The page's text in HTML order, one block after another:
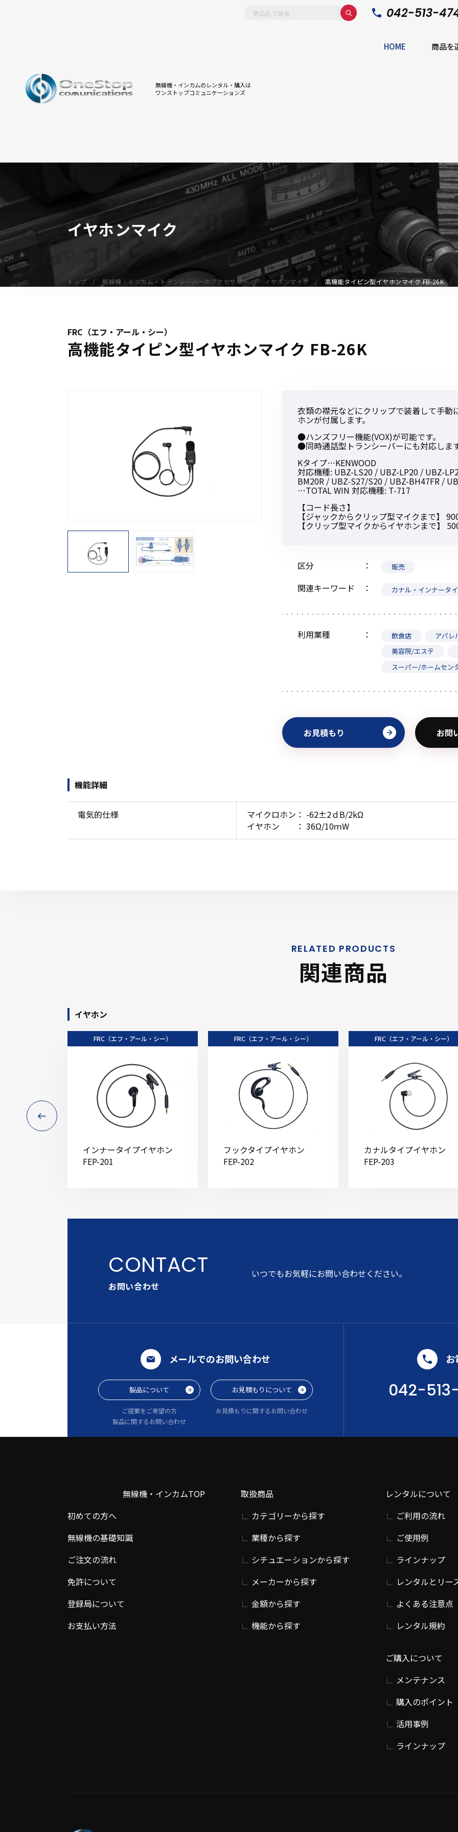
無線機・インカムのレンタル・購入は
ワンストップコミュニケーションズ
042-513-
HOME 商品を
無線機
デジタル無線機（登録局）
デジタル無線機（免許局）
受信機（レシーバー）
アマチュア無線機
オーダーコール
オーダーコール
アクセサリー
イヤホンマイク
スピーカーマイク
イヤホン
ベルトクリップ
無線機収納・運搬ケース
その他アクセサリー
初めてご利用の方
機能から探す
販売商品から探す
イヤホンマイク
トップ 無線機・インカム・トランシーバーのアクセサリー イヤホンマイク 高機能タイピン型イヤホンマイク FB-26K
FRC（エフ・アール・シー）
高機能タイピン型イヤホンマイク FB-26K
衣類の襟元などにクリップで装着して手
ホンが付属します。
●ハンズフリー機能(VOX)が可能です。
●同時通話型トランシーバーにも対応しま
Kタイプ…KENWOOD
対応機種: UBZ-LS20 / UBZ-LP20 / UBZ-
BM20R / UBZ-S27/S20 / UBZ-BH47FR /
…TOTAL WIN 対応機種: T-717
【コード長さ】
【ジャックからクリップ型マイクまで】
【クリップ型マイクからイヤホンまで】
区分 販売
関連キーワード カナル・インナータ
利用業種 飲食店
アパレ
美容院/エステ
スーパー/ホームセン
お見積もり お問
機能詳細
電気的仕様
マイクロホン： -62±2ｄB/2kΩ
イヤホン ： 36Ω/10ｍW
関連商品
イヤホン
FRC（エフ・アール・シー）
インナータイプイヤホン
FEP-201
FRC（エフ・アール・シー）
フックタイプイヤホン
FEP-202
FRC（エフ・アール・シー）
カナルタイプイヤホン
FEP-203
お問い合わせ
いつでもお気軽にお問い合わせください。
メールでのお問い合わせ
製品について
ご提案をご希望の方
製品に関するお問い合わせ
お見積もりについて
お見積もりに関するお問い合わせ
お
042-
無線機・インカムTOP
初めての方へ
無線機の基礎知識
ご注文の流れ
免許について
登録局について
お支払い方法
取扱商品
カテゴリーから探す
業種から探す
シチュエーションから探す
メーカーから探す
金額から探す
機能から探す
レンタルについて
ご利用の流れ
ご使用例
ラインナップ
レンタルとリー
よくある注意点
レンタル規約
ご購入について
メンテナンス
購入のポイント
活用事例
ラインナップ